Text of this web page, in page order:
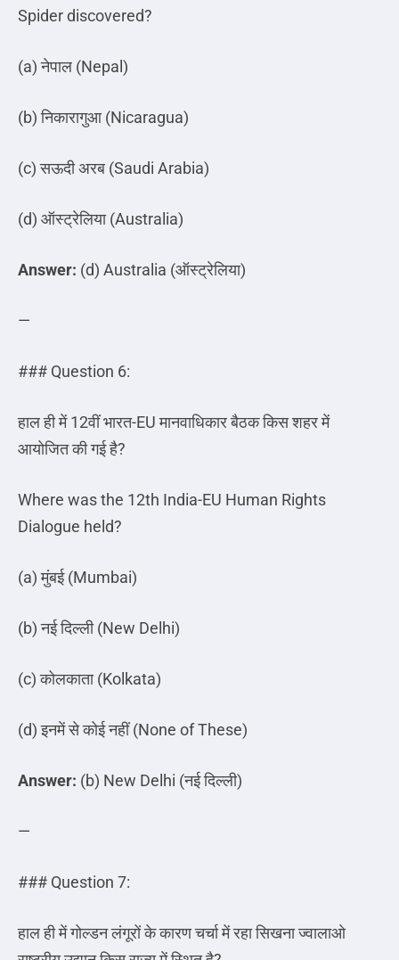
Spider discovered?
(a)नेपाल (Nepal)
(b)निकारागुआ(Nicaragua)
(c)सऊदीअरब (Saudi Arabia)
(d) ऑस्ट्रेलिया(Australia)
Answer: (d) Australia (ऑस्ट्रेलिया)
—
### Question 6:
हाल ही में12वीं भारत-EUमानवाधिकार बैठक किस शहर में
आयोजित की गई है?
Where was the 12th India-EU Human Rights
Dialogue held?
(a)मुंबई(Mumbai)
(b)नईदिल्ली(New Delhi)
(c)कोलकाता(Kolkata)
(d)इनमेंसेकोईनहीं(None of These)
Answer: (b) New Delhi (नईदिल्ली)
—
### Question 7:
हाल ही में गोल्डन लंगूरों के कारण चर्चा में रहा सिखना ज्वालाओ